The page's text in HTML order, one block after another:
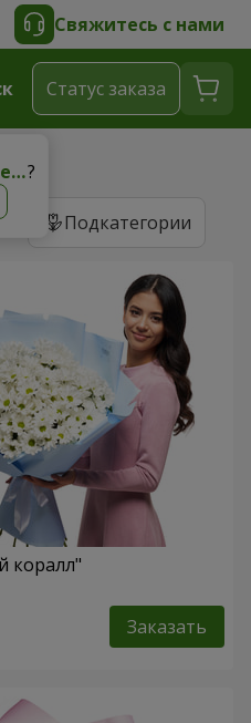
Свяжитесь с нами
Червоноармейск?
Cтатус заказа
Подкатегории
коралл"
Заказать